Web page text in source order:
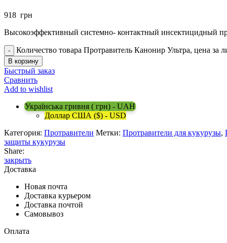
918 грн
Высокоэффективный системно- контактный инсектицидный
Количество товара Протравитель Канонир Ультра, цена за
В корзину
Быстрый заказ
Сравнить
Add to wishlist
Українська гривня ( грн) - UAH
Доллар США ($) - USD
Категория: Протравители Метки: Протравители для кукурузы,
защиты кукурузы
Share:
закрыть
Доставка
Новая почта
Доставка курьером
Доставка почтой
Самовывоз
Оплата